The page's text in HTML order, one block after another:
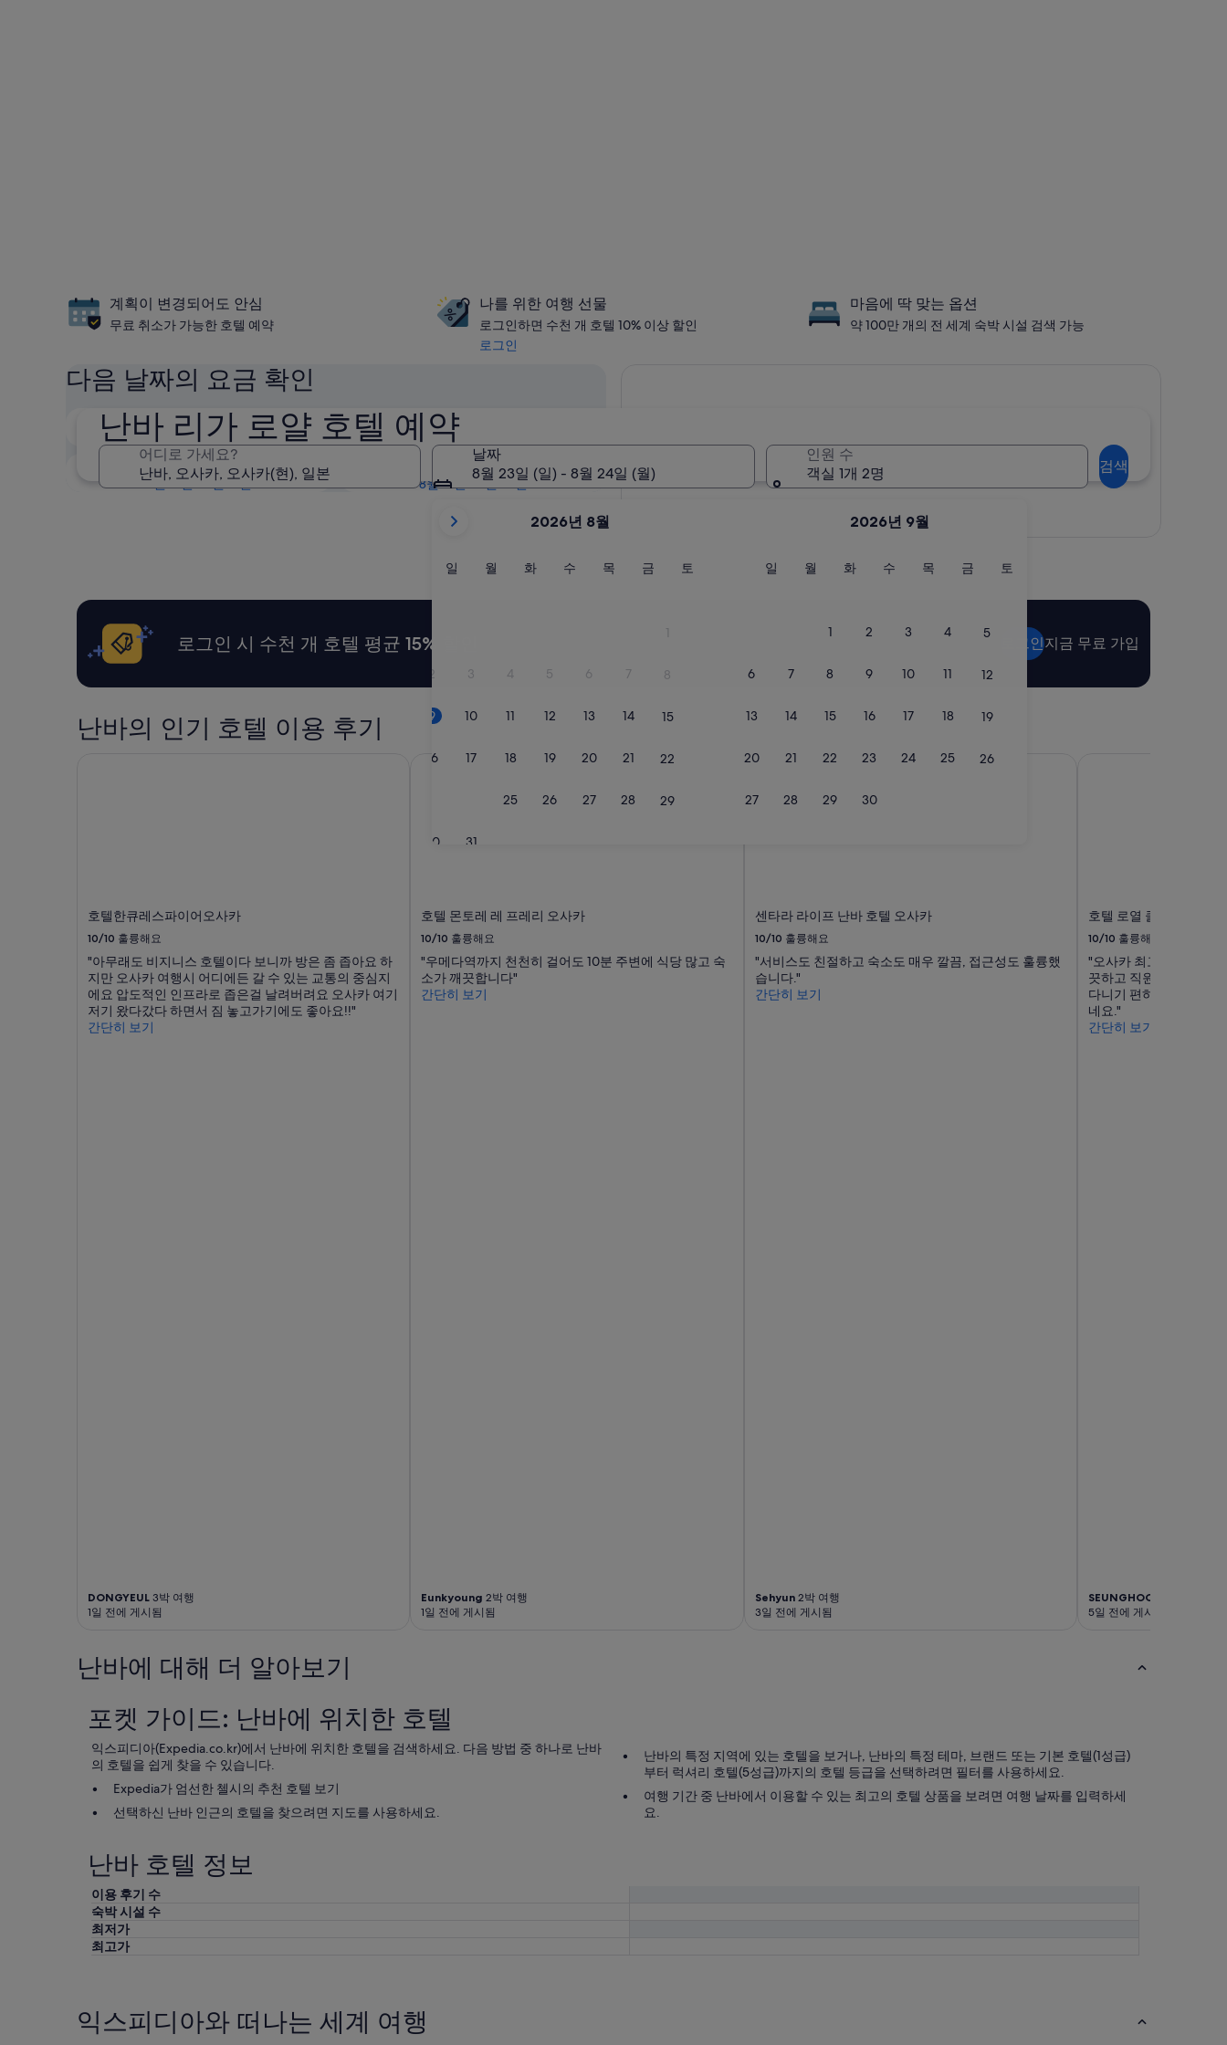
난바 리가 로얄 호텔 예약
어디로 가세요?
날짜
8월 23일 (일) - 8월 24일 (월)
August
이
표
시
되
고
습
2026년 8월
일 월 화화
수수
목목
금금
토
1
2 3 4 5 6 7 8
9 10 11 12 13 14 15
16 17 18 19 20 21 22
25 26 27 28 29
30 31
2026년 9월
일 월 화화
수수
목목
금금
토
1
2 3 4 5
6 7 8 9 10 11 12
13 14 15 16 17 18 19
20 21 22 23 24 25 26
27 28 29 30
인원 수
객실 1개 2명
검색
계획이 변경되어도 안심
무료 취소가 가능한 호텔 예약
나를 위한 여행 선물
로그인하면 수천 개 호텔 10% 이상 할인
로그인
마음에 딱 맞는 옵션
약 100만 개의 전 세계 숙박 시설 검색 가능
다음 날짜의 요금 확인
오늘 밤
8월 9일 - 8월 10일
8월 10일 - 8월 11일
다음 주말
8월 14일 - 8월 16일
2주 이내
8월 21일 - 8월 23일
지도로 보기
로그인 시 수천 개 호텔 평균 15% 할인 로그인지금 무료 가입
난바의 인기 호텔 이용 후기
호텔한큐레스파이어오사카
10/10 훌륭해요
"아무래도 비지니스 호텔이다 보니까 방은 좀 좁아요 하
지만 오사카 여행시 어디에든 갈 수 있는 교통의 중심지
에요 압도적인 인프라로 좁은걸 날려버려요 오사카 여기
저기 왔다갔다 하면서 짐 놓고가기에도 좋아요!!"
간단히 보기
DONGYEUL 3박 여행
1일 전에 게시됨
호텔 몬토레 레 프레리 오사카
10/10 훌륭해요
"우메다역까지 천천히 걸어도 10분 주변에 식당 많고 숙
소가 깨끗합니다"
간단히 보기
Eunkyoung 2박 여행
1일 전에 게시됨
호텔 몬토레 레 프레리 오사카
센타라 라이프 난바 호텔 오사카
10/10 훌륭해요
"서비스도 친절하고 숙소도 매우 깔끔, 접근성도 훌륭했
습니다."
간단히 보기
Sehyun2박 여행
3일 전에 게시됨
센타라 라이프 난바 호텔 오사카
호텔 로열 클래식 오사카
10/10 훌륭해요
"오사카 최고의 호텔입
끗하고 직원들은 친절
다니기 편하고 1층에 패
네요."
간단히 보기
SEUNGHOO
5일 전에 게시됨
난바에 대해 더 알아보기
포켓 가이드: 난바에 위치한 호텔
익스피디아(Expedia.co.kr)에서 난바에 위치한 호텔을 검색하세요. 다음 방법 중 하나로 난바
의 호텔을 쉽게 찾을 수 있습니다.
Expedia가 엄선한 첼시의 추천 호텔 보기
선택하신 난바 인근의 호텔을 찾으려면 지도를 사용하세요.
난바의 특정 지역에 있는 호텔을 보거나, 난바의 특정 테마, 브랜드 또는 기본 호텔(1성급)
부터 럭셔리 호텔(5성급)까지의 호텔 등급을 선택하려면 필터를 사용하세요.
여행 기간 중 난바에서 이용할 수 있는 최고의 호텔 상품을 보려면 여행 날짜를 입력하세
요.
난바 호텔 정보
이용 후기 수
숙박 시설 수
최저가
최고가
익스피디아와 떠나는 세계 여행